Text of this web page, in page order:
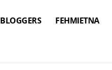
BLOGGERS FEHMIETNA